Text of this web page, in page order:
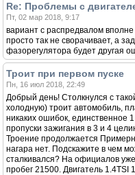
Re: Проблемы с
Пт, 02 мар 2018, 9:17
вариант с распредвалом
просто так не сворачивает, а
фазорегулятора будет другая
Троит при первом пуске
Пн, 16 июл 2018, 22:49
Добрый день! Столкнулся с
холодную) троит автомобиль,
никаких ошибок, единственное
пропуски зажигания в 3 и 4
Троение продолжается
нагара нет. Подскажите в чем
сталкивался? На официалов
пробег 21500. Двигатель 1.4TSI